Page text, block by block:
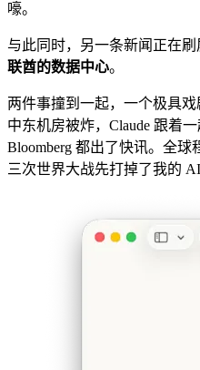
嚎。
与此同时，另一条新闻正在刷
联酋的数据中心。
两件事撞到一起，一个极具
中东机房被炸，Claude 跟着
Bloomberg 都出了快讯。全
三次世界大战先打掉了我的 AI